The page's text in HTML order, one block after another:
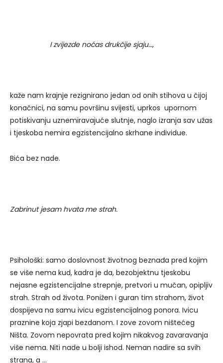
I zvijezde noćas drukčije sjaju…,
kaže nam krajnje rezignirano jedan od onih stihova u čijoj
konačnici, na samu površinu svijesti, uprkos upornom
potiskivanju uznemiravajuće slutnje, naglo izranja sav užas
i tjeskoba nemira egzistencijalno skrhane individue.
Bića bez nade.
Zabrinut jesam hvata me strah.
Psihološki: samo doslovnost životnog beznađa pred kojim
se više nema kud, kadra je da, bezobjektnu tjeskobu
nejasne egzistencijalne strepnje, pretvori u mučan, opipljiv
strah. Strah od života. Ponižen i guran tim strahom, život
dospijeva na samu ivicu egzistencijalnog ponora. Ivicu
praznine koja zjapi bezdanom. I zove zovom ništećeg
Ništa. Zovom nepovrata pred kojim nikakvog zavaravanja
više nema. Niti nade u bolji ishod. Neman nadire sa svih
strana, a …